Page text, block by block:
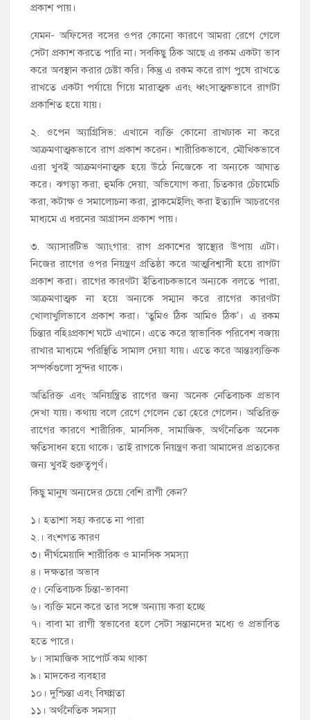
প্রকাশ পায়।
যেমন- অফিসের বসের ওপর কোনো কারণে আমরা রেগে গেলে
সেটা প্রকাশ করতে পারি না। সবকিছু ঠিক আছে এ রকম একটা ভাব
করে অবস্থান করার চেষ্টা করি। কিন্তু এ রকম করে রাগ পুষে রাখতে
রাখতে একটা পর্যায়ে গিয়ে মারাত্মক এবং ধ্বংসাত্মকভাবে রাগটা
প্রকাশিত হয়ে যায়।
২. ওপেন অ্যাগ্রিসিভ: এখানে ব্যক্তি কোনো রাখঢাক না করে
আক্রমণাত্মকভাবে রাগ প্রকাশ করেন। শারীরিকভাবে, মৌখিকভাবে
এরা খুবই আক্রমণনাত্মক হয়ে উঠে নিজেকে বা অন্যকে আঘাত
করে। ঝগড়া করা, হুমকি দেয়া, অভিযোগ করা, চিতকার চেঁচামেচি
করা, কটাক্ষ ও সমালোচনা করা, ব্লাকমেইলিং করা ইত্যাদি আচরণের
মাধ্যমে এ ধরনের আগ্রাসন প্রকাশ পায়।
৩. অ্যাসারটিভ অ্যাংগার: রাগ প্রকাশের স্বাস্থ্যের উপায় এটা।
নিজের রাগের ওপর নিয়ন্ত্রণ প্রতিষ্ঠা করে আত্মবিশ্বাসী হয়ে রাগটা
প্রকাশ করা। রাগের কারণটা ইতিবাচকভাবে অন্যকে বলতে পারা,
আক্রমণাত্মক না হয়ে অন্যকে সম্মান করে রাগের কারণটা
খোলাখুলিভাবে প্রকাশ করা। ‘তুমিও ঠিক আমিও ঠিক’। এ রকম
চিন্তার বহিঃপ্রকাশ ঘটে এখানে। এতে করে স্বাভাবিক পরিবেশ বজায়
রাখার মাধ্যমে পরিস্থিতি সামাল দেয়া যায়। এতে করে আন্তঃব্যক্তিক
সম্পর্কগুলো সুন্দর থাকে।
অতিরিক্ত এবং অনিয়ন্ত্রিত রাগের জন্য অনেক নেতিবাচক প্রভাব
দেখা যায়। কথায় বলে রেগে গেলেন তো হেরে গেলেন। অতিরিক্ত
রাগের কারণে শারীরিক, মানসিক, সামাজিক, অর্থনৈতিক অনেক
ক্ষতিসাধন হয়ে থাকে। তাই রাগকে নিয়ন্ত্রণ করা আমাদের প্রত্যকের
জন্য খুবই গুরুত্বপূর্ণ।
কিছু মানুষ অন্যদের চেয়ে বেশি রাগী কেন?
১। হতাশা সহ্য করতে না পারা
২.। বংশগত কারণ
৩। দীর্ঘমেয়াদি শারীরিক ও মানসিক সমস্যা
৪। দক্ষতার অভাব
৫। নেতিবাচক চিন্তা-ভাবনা
৬। ব্যক্তি মনে করে তার সঙ্গে অন্যায় করা হচ্ছে
৭। বাবা মা রাগী স্বভাবের হলে সেটা সন্তানদের মধ্যে ও প্রভাবিত
হতে পারে।
৮। সামাজিক সাপোর্ট কম থাকা
৯। মাদকের ব্যবহার
১০। দুশ্চিন্তা এবং বিষন্নতা
১১। অর্থনৈতিক সমস্যা